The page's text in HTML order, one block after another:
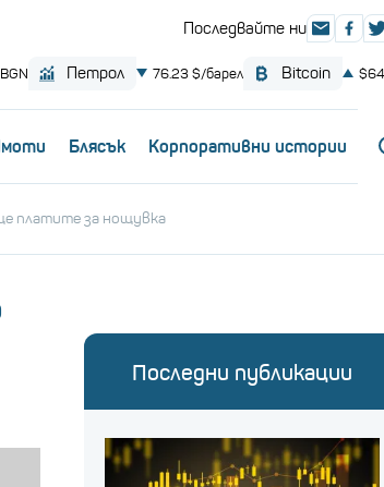
Блясък Корпоративни истории
платите за нощувка
Последни публикации